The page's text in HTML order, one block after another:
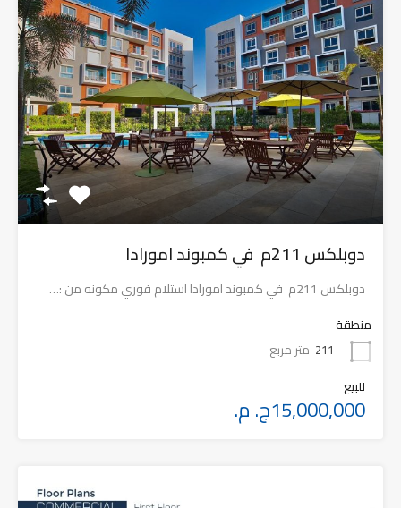
دوبلكس 211م في كمبوند امورادا
دوبلكس 211م في كمبوند امورادا استلام فوري مكونه من :…
منطقة
211 متر مربع
للبيع
15,000,000ج. م.